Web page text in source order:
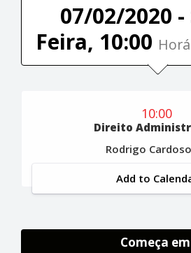
07/02/2020 -
Feira, 10:00
10:00
Direito
Rodrigo Cardoso
Add to
Começa